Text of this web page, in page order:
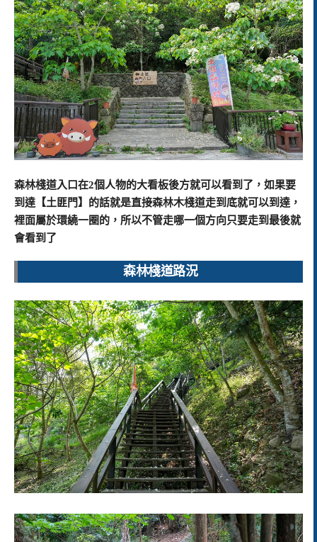
森林棧道入口在2個人物的大看板後方就可以看到了，如果要
到達【土匪門】的話就是直接森林木棧道走到底就可以到達，
裡面屬於環繞一圈的，所以不管走哪一個方向只要走到最後就
會看到了
森林棧道路況